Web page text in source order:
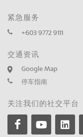
紧急服务
+603 9772 9111
交通资讯
Google Map
停车指南
关注我们的社交平台